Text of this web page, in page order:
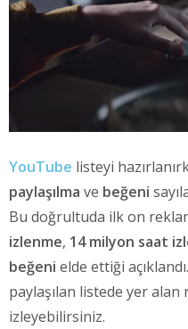
YouTube listeyi
paylaşılma ve beğeni
Bu doğrultuda ilk on
izlenme, 14 milyon saat
beğeni elde ettiği açıklandı.
paylaşılan listede yer alan
izleyebilirsiniz.